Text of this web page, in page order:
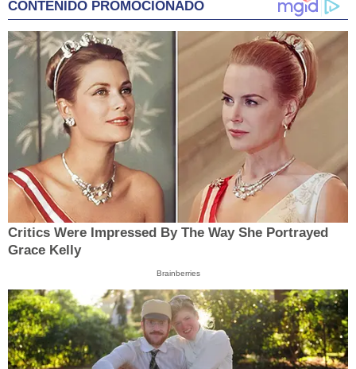
CONTENIDO PROMOCIONADO
Critics Were Impressed By The Way She Portrayed
Grace Kelly
Brainberries